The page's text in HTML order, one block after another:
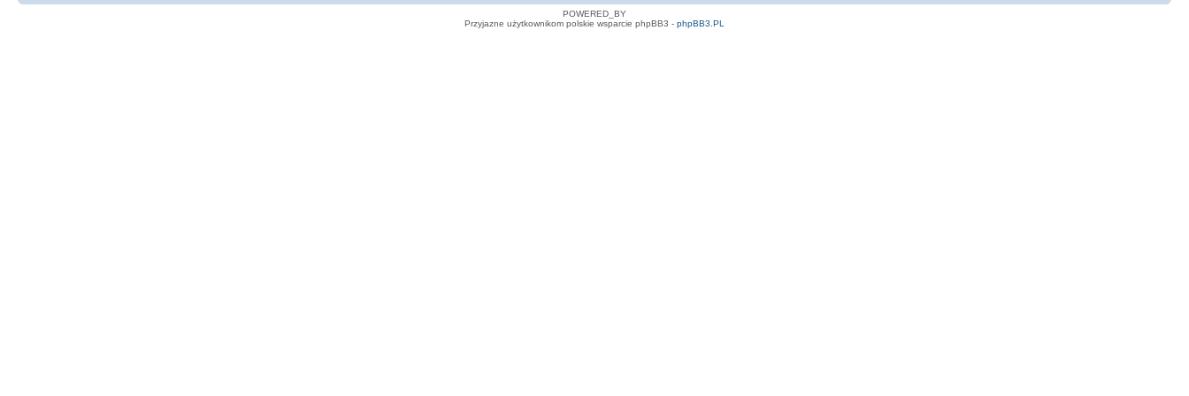
POWERED_BY
Przyjazne użytkownikom polskie wsparcie phpBB3 - phpBB3.PL